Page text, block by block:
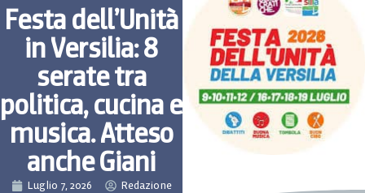
Festa dell’Unità
in Versilia: 8
serate tra
politica, cucina e
musica. Atteso
anche Giani
Luglio 7, 2026 Redazione